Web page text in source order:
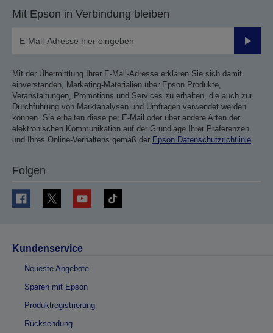
Mit Epson in Verbindung bleiben
Mit der Übermittlung Ihrer E-Mail-Adresse erklären Sie sich damit
einverstanden, Marketing-Materialien über Epson Produkte,
Veranstaltungen, Promotions und Services zu erhalten, die auch zur
Durchführung von Marktanalysen und Umfragen verwendet werden
können. Sie erhalten diese per E-Mail oder über andere Arten der
elektronischen Kommunikation auf der Grundlage Ihrer Präferenzen
und Ihres Online-Verhaltens gemäß der Epson Datenschutzrichtlinie.
Folgen
Kundenservice
Neueste Angebote
Sparen mit Epson
Produktregistrierung
Rücksendung